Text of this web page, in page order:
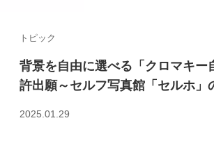
トピック
背景を自由に選べる「クロマキー
許出願～セルフ写真館「セルホ」
2025.01.29